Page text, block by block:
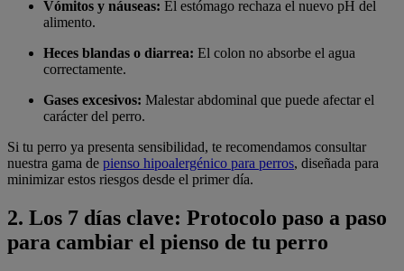
Vómitos y náuseas: El estómago rechaza el nuevo pH del
alimento.
Heces blandas o diarrea: El colon no absorbe el agua
correctamente.
Gases excesivos: Malestar abdominal que puede afectar el
carácter del perro.
Si tu perro ya presenta sensibilidad, te recomendamos consultar
nuestra gama de pienso hipoalergénico para perros, diseñada para
minimizar estos riesgos desde el primer día.
2. Los 7 días clave: Protocolo paso a paso
para cambiar el pienso de tu perro